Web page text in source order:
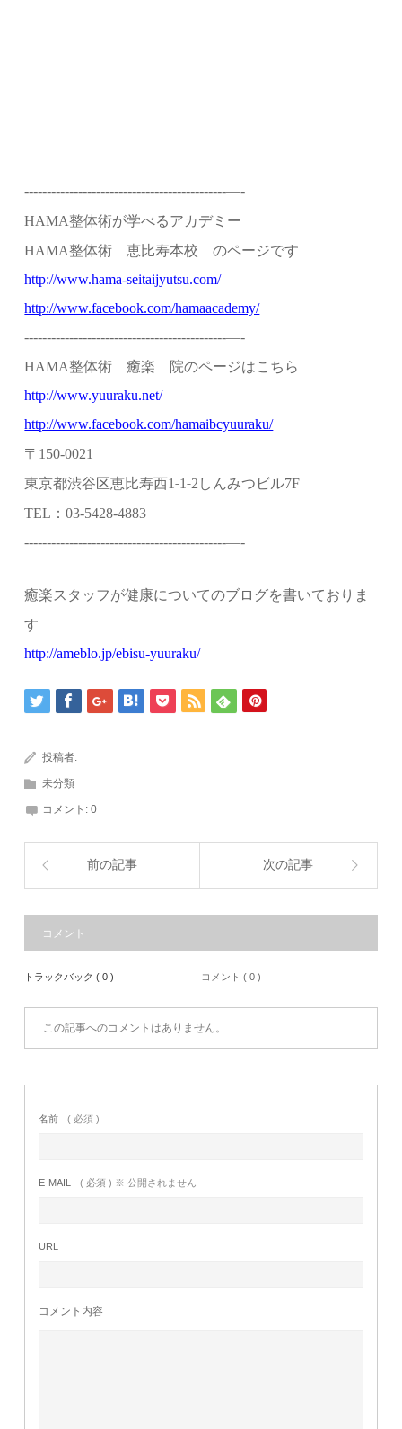
---------------------------------------------—-
HAMA整体術が学べるアカデミー
HAMA整体術 恵比寿本校 のページです
http://www.hama-seitaijyutsu.com/
http://www.facebook.com/hamaacademy/
---------------------------------------------—-
HAMA整体術 癒楽 院のページはこちら
http://www.yuuraku.net/
http://www.facebook.com/hamaibcyuuraku/
〒 150-0021
東京都渋谷区恵比寿西1‐1‐2 しんみつビル7F
TEL ：03-5428-4883
---------------------------------------------—-
癒楽スタッフが健康についてのブログを書いておりま
す
http://ameblo.jp/ebisu-yuuraku/
投稿者:
未分類
コメント:0
前の記事 次の記事
コメント
トラックバック ( 0 ) コメント ( 0 )
この記事へのコメントはありません。
名前 ( 必須 )
E-MAIL ( 必須 ) ※ 公開されません
URL
コメント内容